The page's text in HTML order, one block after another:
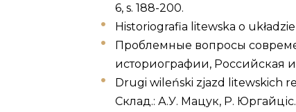
6, s. 188-200.
Historiografia litewska o układzie
Проблемные вопросы
историографии, Российская
Drugi wileński zjazd litewskich
Склад.: А.У. Мацук, Р.